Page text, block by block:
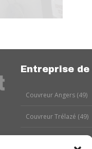
Entreprise
Couvreur Angers (49)
Couvreur Trélazé (49)
Couvreur Les Ponts-